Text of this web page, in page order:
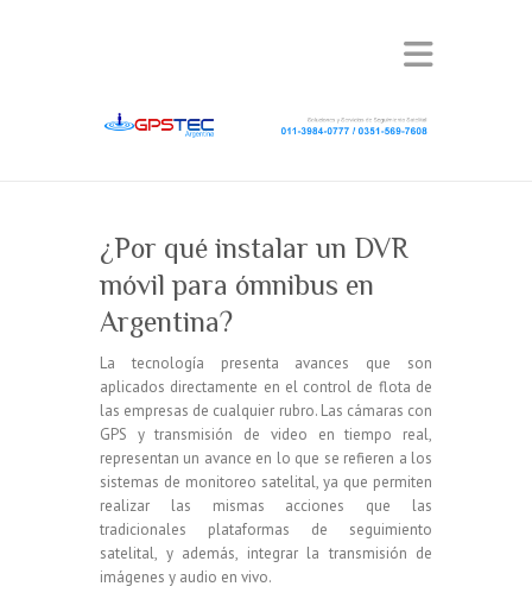
¿Por qué instalar un DVR
móvil para ómnibus en
Argentina?
La tecnología presenta avances que son
aplicados directamente en el control de flota de
las empresas de cualquier rubro. Las cámaras con
GPS y transmisión de video en tiempo real,
representan un avance en lo que se refieren a los
sistemas de monitoreo satelital, ya que permiten
realizar las mismas acciones que las
tradicionales plataformas de seguimiento
satelital, y además, integrar la transmisión de
imágenes y audio en vivo.